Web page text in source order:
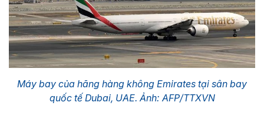
Máy bay của hãng hàng không Emirates tại sân bay
quốc tế Dubai, UAE. Ảnh: AFP/TTXVN